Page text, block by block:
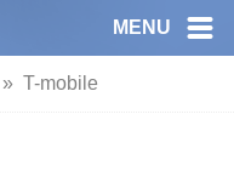
MENU
T-mobile